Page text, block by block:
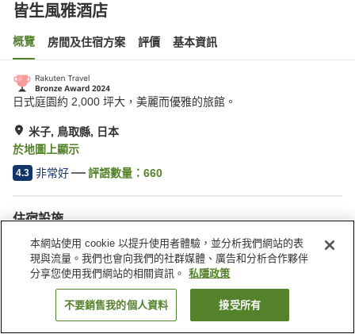
皆生風雅酒店
概覽 房間及住宿方案 評價 基本資訊
日式庭園約 2,000 坪大，美麗而優雅的旅館。
米子, 鳥取縣, 日本
於地圖上顯示
4.3 非常好 評語數量： 660
住宿設施
Wi-Fi
內有溫泉
水療/美容院
休息室
日本 鳥取縣 米子 皆生風雅酒店
找客房
本網站使用 cookie 以提升使用者體驗，並分析我們網站的表
現與流量。我們也會向我們的社群媒體、廣告和分析合作夥伴
分享您使用我們網站的相關資訊。
私隱政策
不要銷售我的個人資料 接受所有